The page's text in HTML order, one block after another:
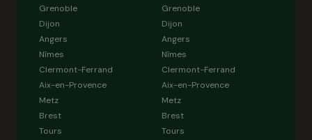
Grenoble
Dijon
Angers
Nîmes
Clermont-Ferrand
Aix-en-Provence
Metz
Brest
Tours
Grenoble
Dijon
Angers
Nîmes
Clermont-Ferrand
Aix-en-Provence
Metz
Brest
Tours